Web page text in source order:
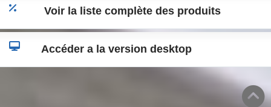
Voir la liste complète des produits
Accéder a la version desktop